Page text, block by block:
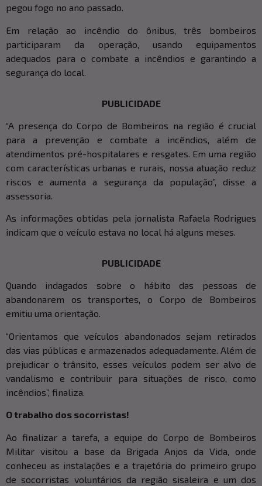
pegou fogo no ano passado.
Em relação ao incêndio do ônibus, três bombeiros
participaram da operação, usando equipamentos
adequados para o combate a incêndios e garantindo a
segurança do local.
PUBLICIDADE
“A presença do Corpo de Bombeiros na região é crucial
para a prevenção e combate a incêndios, além de
atendimentos pré-hospitalares e resgates. Em uma região
com características urbanas e rurais, nossa atuação reduz
riscos e aumenta a segurança da população”, disse a
assessoria.
As informações obtidas pela jornalista Rafaela Rodrigues
indicam que o veículo estava no local há alguns meses.
PUBLICIDADE
Quando indagados sobre o hábito das pessoas de
abandonarem os transportes, o Corpo de Bombeiros
emitiu uma orientação.
“Orientamos que veículos abandonados sejam retirados
das vias públicas e armazenados adequadamente. Além de
prejudicar o trânsito, esses veículos podem ser alvo de
vandalismo e contribuir para situações de risco, como
incêndios”, finaliza.
O trabalho dos socorristas!
Ao finalizar a tarefa, a equipe do Corpo de Bombeiros
Militar visitou a base da Brigada Anjos da Vida, onde
conheceu as instalações e a trajetória do primeiro grupo
de socorristas voluntários da região sisaleira e um dos